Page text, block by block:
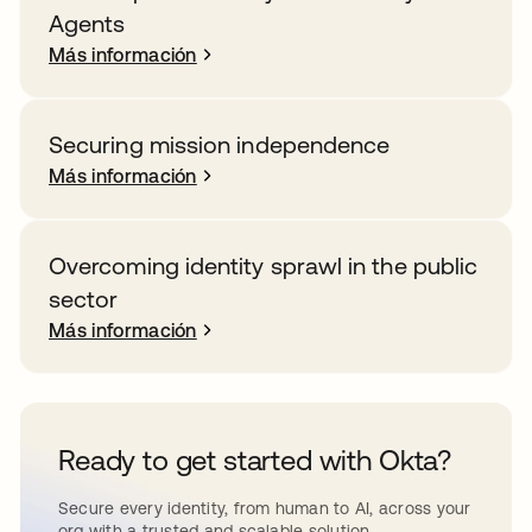
Agents
Más información
Securing mission independence
Más información
Overcoming identity sprawl in the public
sector
Más información
Ready to get started with Okta?
Secure every identity, from human to AI, across your